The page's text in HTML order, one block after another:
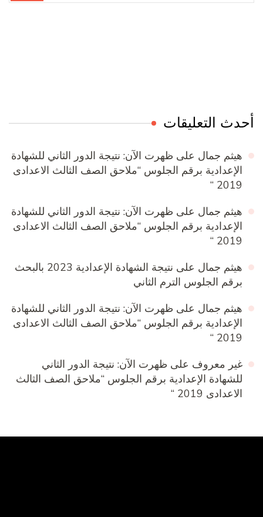
التعليقات
هيثم جمالعلىظهرت الآن: نتيجة الدور الثاني للشهادة
الإعدادية برقم الجلوس “ملاحق الصف الثالث الاعدادى
2019 “
هيثم جمالعلىظهرت الآن: نتيجة الدور الثاني للشهادة
الإعدادية برقم الجلوس “ملاحق الصف الثالث الاعدادى
2019 “
هيثم جمالعلى
نتيجة الشهادة الإعدادية 2023 بالبحث
برقم الجلوس الترم الثاني
هيثم جمالعلىظهرت الآن: نتيجة الدور الثاني للشهادة
الإعدادية برقم الجلوس “ملاحق الصف الثالث الاعدادى
2019 “
غير معروفعلىظهرت الآن: نتيجة الدور الثاني
للشهادة الإعدادية برقم الجلوس “ملاحق الصف الثالث
الاعدادى 2019 “